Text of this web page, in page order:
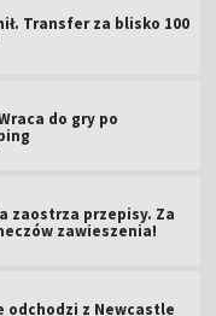
Transfer za blisko 100
do gry po
zaostrza przepisy. Za
zawieszenia!
odchodzi z Newcastle